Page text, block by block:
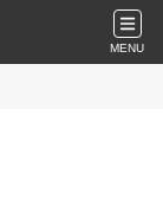
MENU